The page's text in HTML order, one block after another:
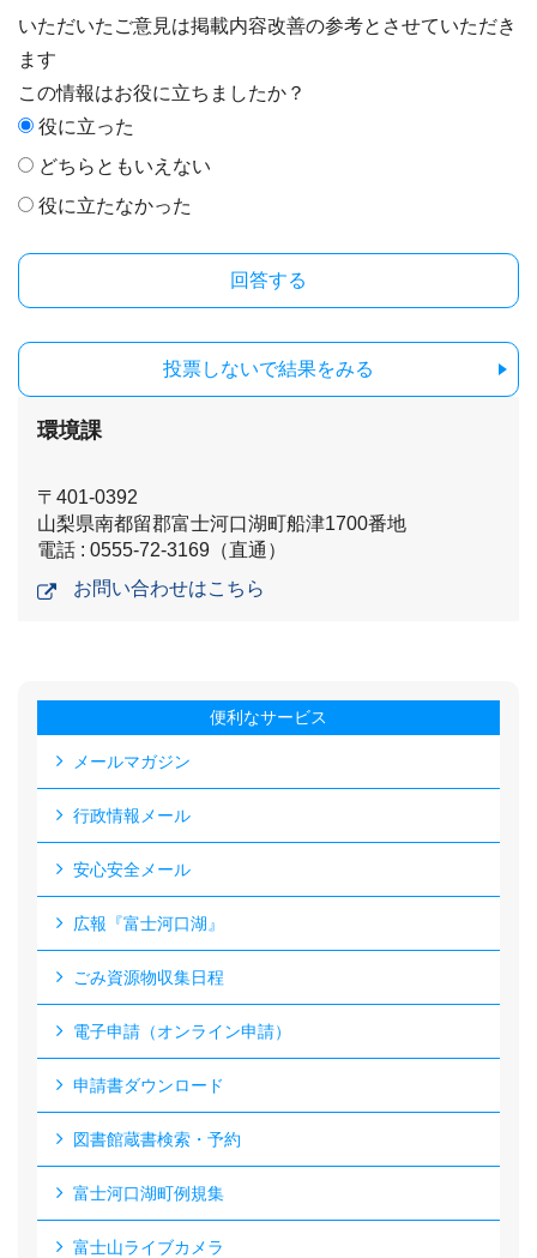
いただいたご意見は掲載内容改善の参考とさせていただき
ます
この情報はお役に立ちましたか？
役に立った
どちらともいえない
役に立たなかった
投票しないで結果をみる
環境課
〒401-0392
山梨県南都留郡富士河口湖町船津1700番地
電話 : 0555-72-3169（直通）
お問い合わせはこちら
便利なサービス
メールマガジン
行政情報メール
安心安全メール
広報『富士河口湖』
ごみ資源物収集日程
電子申請（オンライン申請）
申請書ダウンロード
図書館蔵書検索・予約
富士河口湖町例規集
富士山ライブカメラ